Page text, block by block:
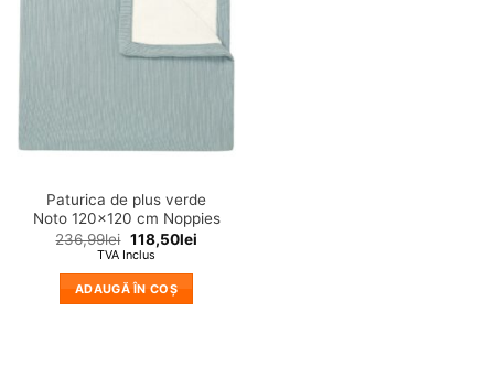
Paturica de plus verde
Noto 120×120 cm Noppies
236,99lei 118,50lei
TVA Inclus
ADAUGĂ ÎN COȘ